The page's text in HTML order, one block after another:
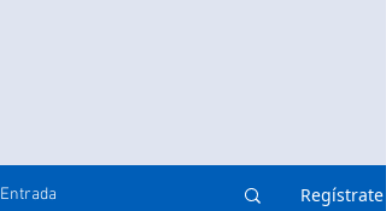
Entrada Regístrate